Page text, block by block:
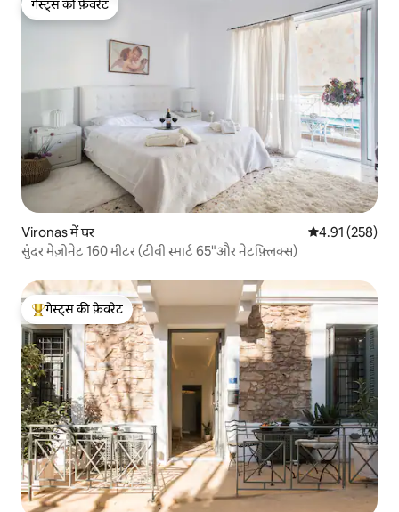
गेस्ट्स की फ़ेवरेट
गेस्ट्स की फ़ेवरेट
Vironas में घर औसत रेटिंग 5 में से
4.91 (258)
सुंदर मेज़ोनेट 160 मीटर (टीवी स्मार्ट 65"और नेटफ़्लिक्स)
गेस्ट्स का टॉप फ़ेवरेट
गेस्ट्स की फ़ेवरेट